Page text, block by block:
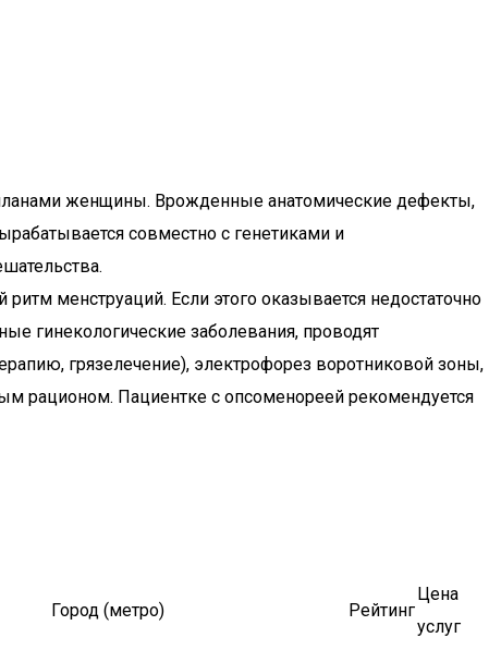
женщины. Врожденные анатомические дефекты,
совместно с генетиками и
менструаций. Если этого оказывается недостаточно
гинекологические заболевания, проводят
грязелечение), электрофорез воротниковой зоны,
рационом. Пациентке с опсоменореей рекомендуется
Город (метро) Рейтинг
Цена
услуг